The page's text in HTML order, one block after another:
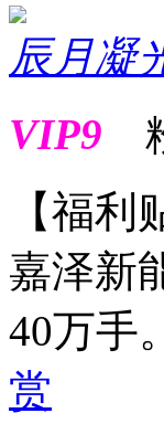
辰月凝
VIP9
【福利
嘉泽新
40万手
赏